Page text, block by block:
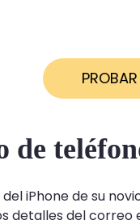
de
iPhone de su
detalles del